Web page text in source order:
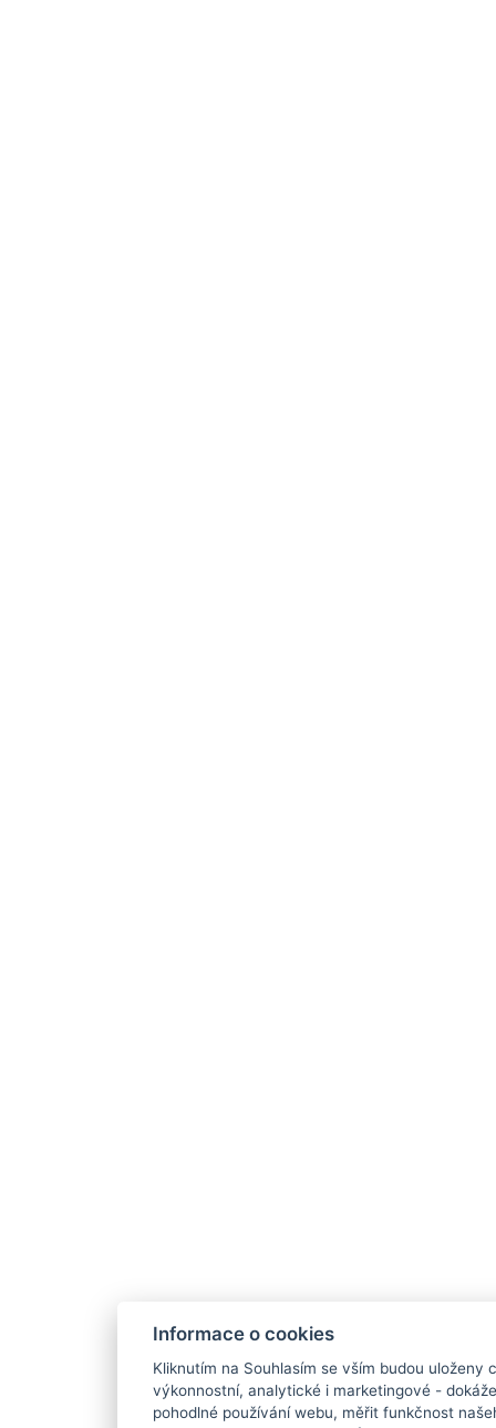
Informace o cookies
Kliknutím na Souhlasím se vším budou uloženy
výkonnostní, analytické i marketingové -
pohodlné používání webu, měřit funkčnost